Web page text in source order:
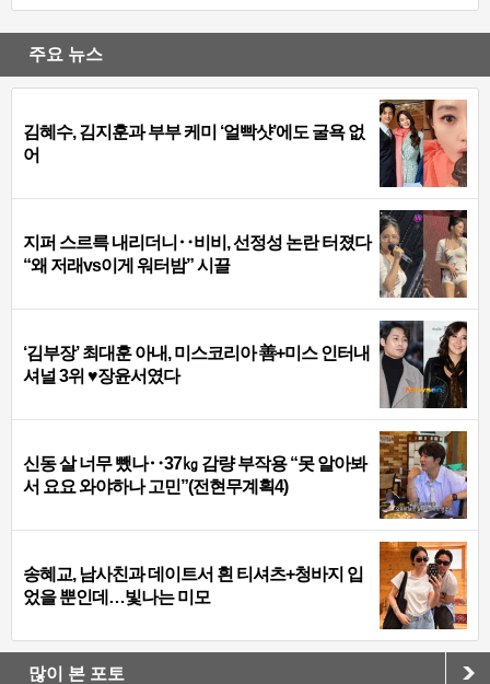
주요 뉴스
김혜수, 김지훈과 부부 케미 ‘얼빡샷’에도 굴욕 없
어
지퍼 스르륵 내리더니‥비비, 선정성 논란 터졌다
“왜 저래vs이게 워터밤” 시끌
‘김부장’ 최대훈 아내, 미스코리아 善+미스 인터내
셔널 3위 ♥장윤서였다
신동 살 너무 뺐나‥37㎏ 감량 부작용 “못 알아봐
서 요요 와야하나 고민”(전현무계획4)
송혜교, 남사친과 데이트서 흰 티셔츠+청바지 입
었을 뿐인데…빛나는 미모
많이 본 포토